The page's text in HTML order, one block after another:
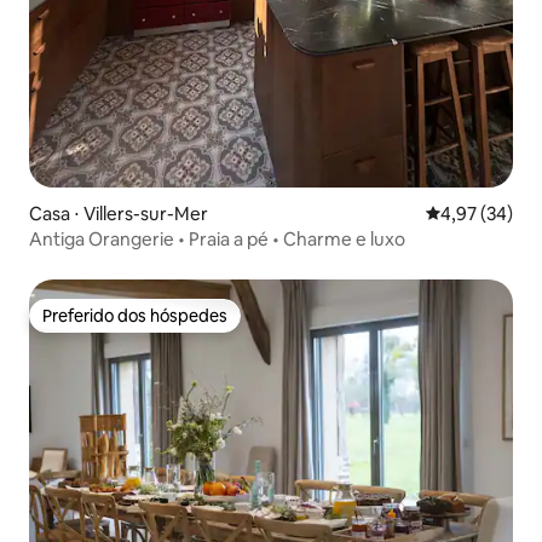
Casa ⋅ Villers-sur-Mer 4,97 de uma
4,97 (34)
Antiga Orangerie • Praia a pé • Charme e luxo
Preferido dos hóspedes
Preferido dos hóspedes